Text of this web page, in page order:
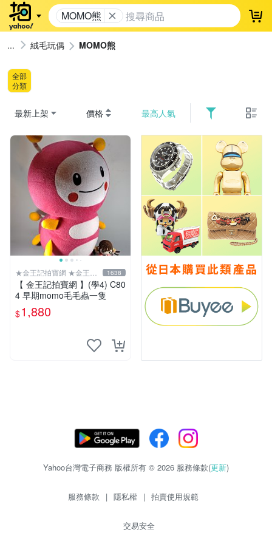
MOMO熊 登
絨毛玩偶 MOMO熊
全部
分類
最新上架 價格 最高人氣
★金王記拍寶網 ★金王記
拍寶趣
1638
【 金王記拍寶網 】(學4) C80
4 早期momo毛毛蟲一隻
$1,880
Yahoo台灣電子商務 版權所有 © 2026 服務條款(更新)
服務條款 | 隱私權 | 拍賣使用規範
交易安全